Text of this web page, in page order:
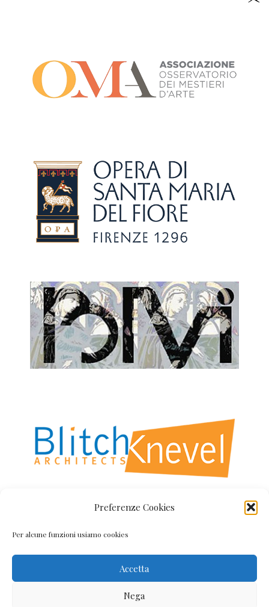
Preferenze Cookies
Per alcune funzioni usiamo cookies
Accetta
Nega
Polloni vetrate artistiche Firenze
- FAX +39 055 2345909 -info@pollonivetrate.it
di proprietà dello Studio Polloni; non possono essere usate,